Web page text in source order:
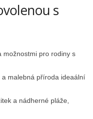
s
možnostmi pro rodiny s
malebná příroda ideaální
a nádherné pláže,